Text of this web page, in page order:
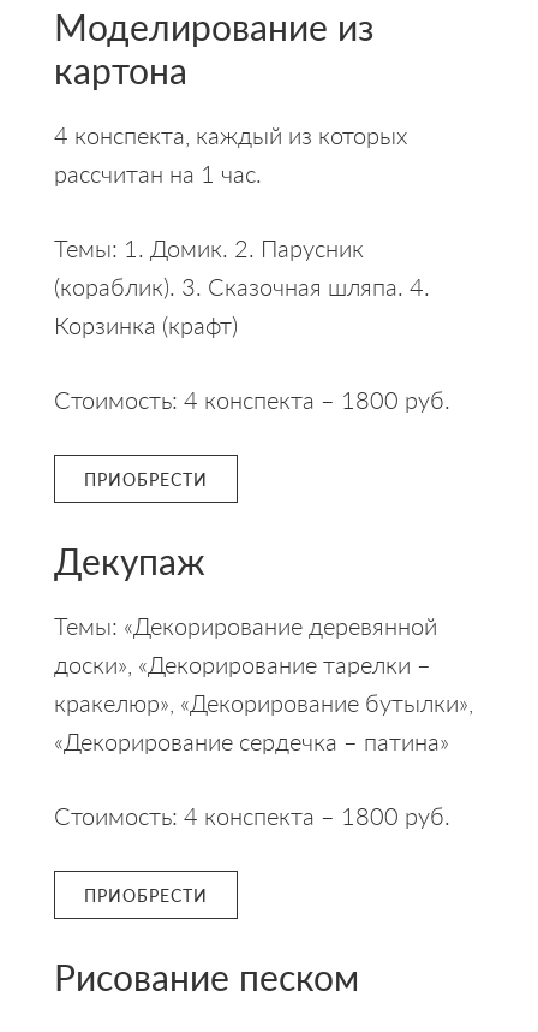
Моделирование из
картона
4 конспекта, каждый из которых
рассчитан на 1 час.
Темы: 1. Домик. 2. Парусник
(кораблик). 3. Сказочная шляпа. 4.
Корзинка (крафт)
Стоимость: 4 конспекта – 1800 руб.
ПРИОБРЕСТИ
Декупаж
Темы: «Декорирование деревянной
доски», «Декорирование тарелки –
кракелюр», «Декорирование бутылки»,
«Декорирование сердечка – патина»
Стоимость: 4 конспекта – 1800 руб.
ПРИОБРЕСТИ
Рисование песком